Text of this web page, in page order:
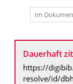
Dauerhaft
https://
resolve/id/